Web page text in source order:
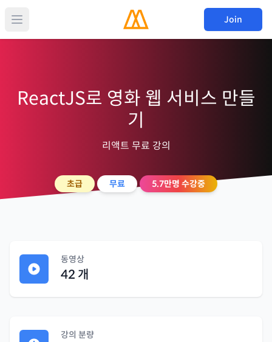
Join
ReactJS로 영화 웹 서비스 만들
기
리액트 무료 강의
초급 무료 5.7만명 수강중
동영상
42 개
강의 분량